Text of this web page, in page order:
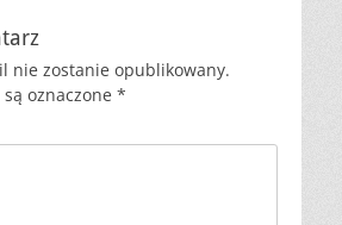
nie zostanie opublikowany.
oznaczone *